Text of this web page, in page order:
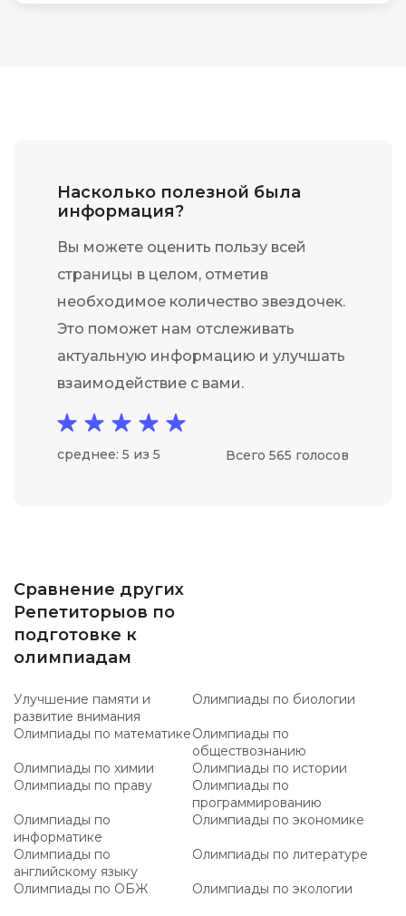
Насколько полезной была
информация?
Вы можете оценить пользу всей
страницы в целом, отметив
необходимое количество звездочек.
Это поможет нам отслеживать
актуальную информацию и улучшать
взаимодействие с вами.
среднее: 5 из 5 Всего 565 голосов
Сравнение других
Репетиторыов по
подготовке к
олимпиадам
Улучшение памяти и
развитие внимания
Олимпиады по биологии
Олимпиады по математикеОлимпиады по
обществознанию
Олимпиады по химии
Олимпиады по истории
Олимпиады по праву
Олимпиады по
программированию
Олимпиады по
информатике
Олимпиады по экономике
Олимпиады по
английскому языку
Олимпиады по литературе
Олимпиады по ОБЖ Олимпиады по экологии